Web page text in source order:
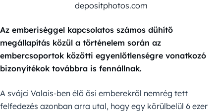
depositphotos.com
Az emberiséggel kapcsolatos számos dühítő
megállapítás közül a történelem során az
embercsoportok közötti egyenlőtlenségre vonatkozó
bizonyítékok továbbra is fennállnak.
A svájci Valais-ben élő ősi emberekről nemrég tett
felfedezés azonban arra utal, hogy egy körülbelül 6 ezer